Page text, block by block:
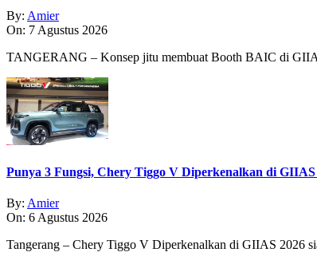
By: Amier
On: 7 Agustus 2026
TANGERANG – Konsep jitu membuat Booth BAIC di
Punya 3 Fungsi, Chery Tiggo V Diperkenalkan di GIIAS
By: Amier
On: 6 Agustus 2026
Tangerang – Chery Tiggo V Diperkenalkan di GIIAS 2026